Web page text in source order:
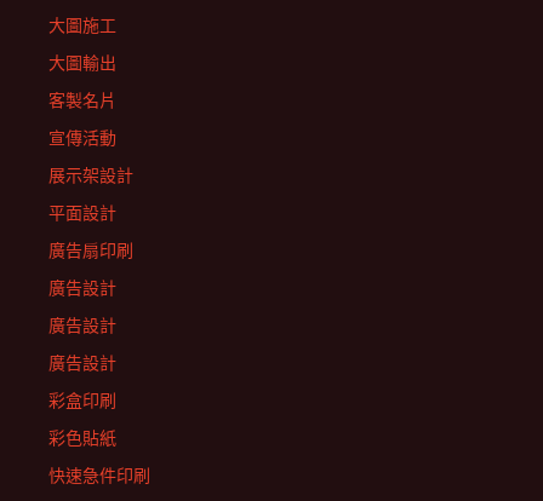
大圖施工
大圖輸出
客製名片
宣傳活動
展示架設計
平面設計
廣告扇印刷
廣告設計
廣告設計
廣告設計
彩盒印刷
彩色貼紙
快速急件印刷